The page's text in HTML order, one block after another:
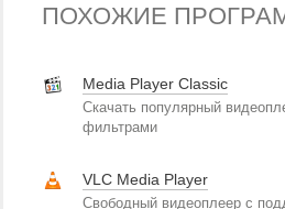
ПОХОЖИЕ
Media Player Classic
Скачать популярный
фильтрами
VLC Media Player
Свободный видеоплеер с